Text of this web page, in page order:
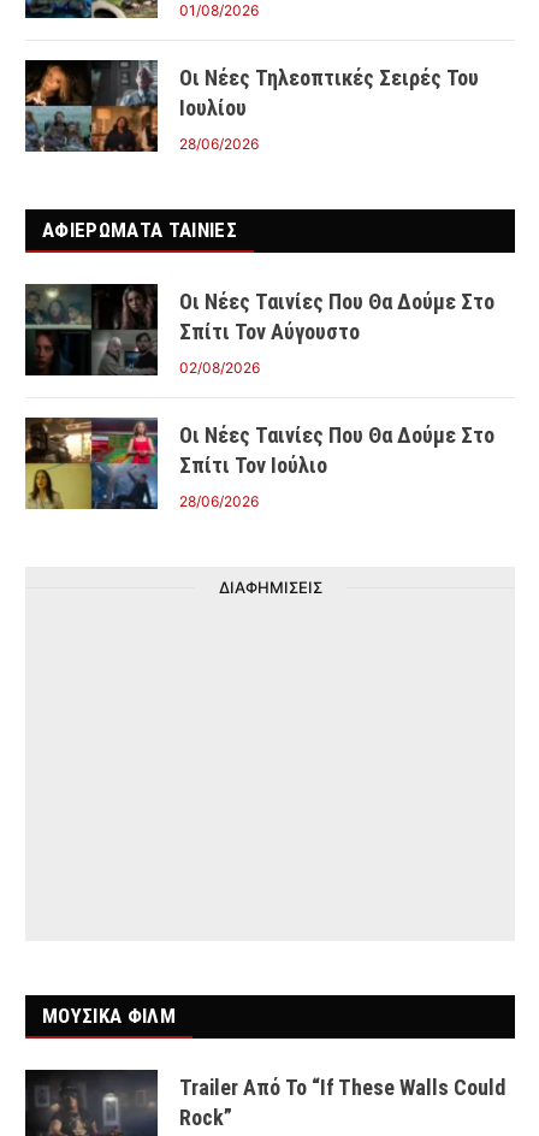
01/08/2026
Οι Νέες Τηλεοπτικές Σειρές Του
Ιουλίου
28/06/2026
ΑΦΙΕΡΩΜΑΤΑ ΤΑΙΝΊΕΣ
Οι Νέες Ταινίες Που Θα Δούμε Στο
Σπίτι Τον Αύγουστο
02/08/2026
Οι Νέες Ταινίες Που Θα Δούμε Στο
Σπίτι Τον Ιούλιο
28/06/2026
ΔΙΑΦΗΜΙΣΕΙΣ
ΜΟΥΣΙΚΑ ΦΙΛΜ
Trailer Από Το “If These Walls Could
Rock”